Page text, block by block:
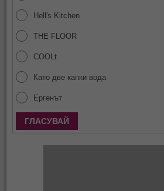
Hell's Kitchen
THE FLOOR
COOLt
Като две капки вода
Ергенът